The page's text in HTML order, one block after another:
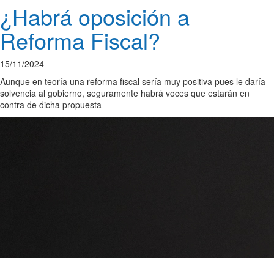
¿Habrá oposición a
Reforma Fiscal?
15/11/2024
Aunque en teoría una reforma fiscal sería muy positiva pues le daría
solvencia al gobierno, seguramente habrá voces que estarán en
contra de dicha propuesta